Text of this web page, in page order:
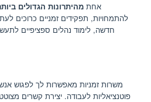
אחת מהיתרונות הגדולים
להתמחויות, תפקידים זמניים כרוכים
חדשה, לימוד נהלים ספציפיים
משרות זמניות מאפשרות לך לפגוש
פוטנציאליות לעבודה. יצירת קשרים